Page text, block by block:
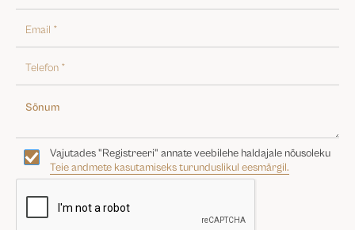
Vajutades "Registreeri" annate veebilehe haldajale nõusoleku
Teie andmete kasutamiseks turunduslikul eesmärgil.